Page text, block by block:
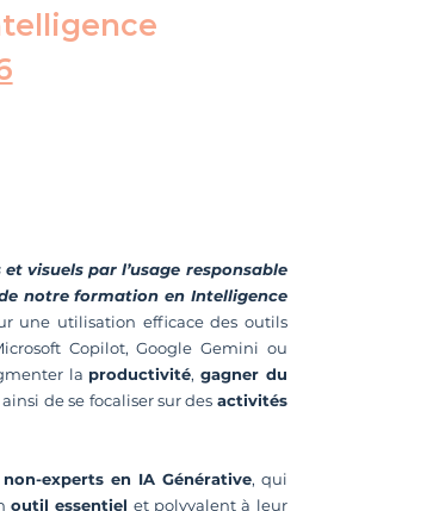
visuels par l’usage responsable
notre formation en Intelligence
une utilisation efficace des outils
Copilot, Google Gemini ou
la productivité,gagner du
de se focaliser sur des activités
experts en IA Générative, qui
outil essentielet polyvalent à leur